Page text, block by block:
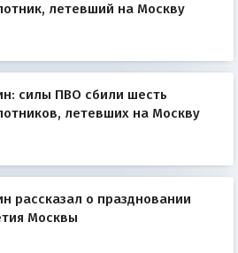
летевший на Москву
силы ПВО сбили шесть
летевших на Москву
рассказал о праздновании
Москвы